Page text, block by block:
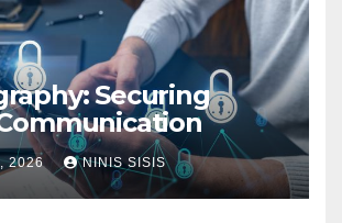
Securing
2026 NINIS SISIS